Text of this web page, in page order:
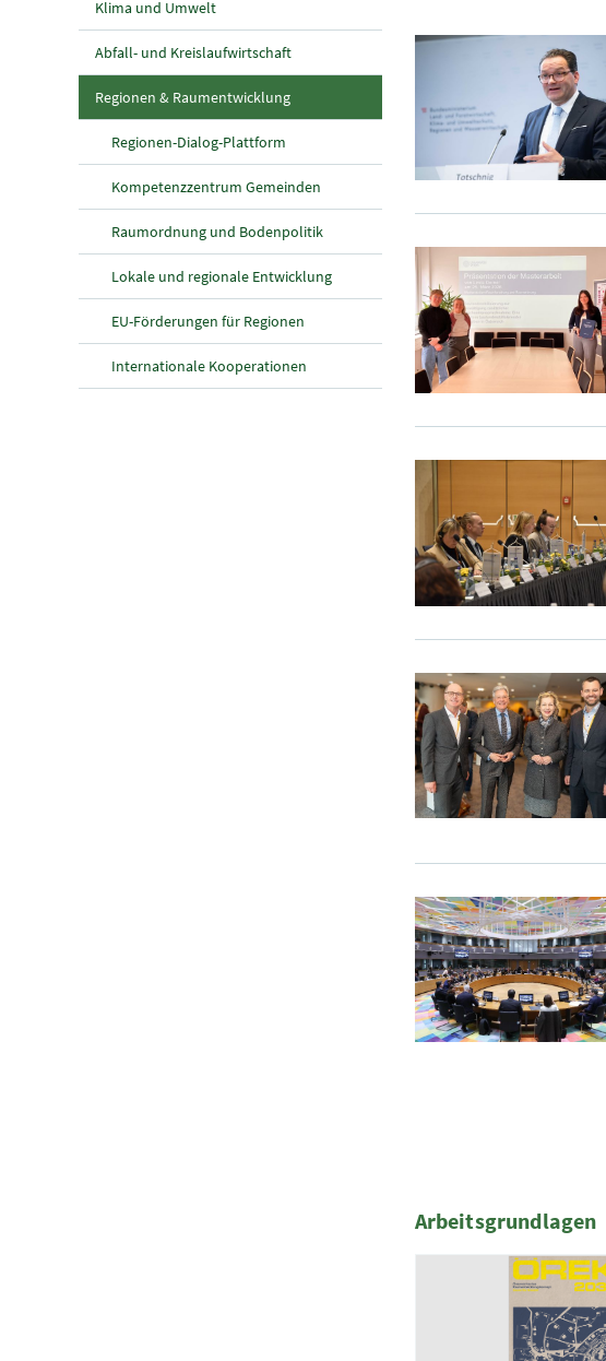
Klima und Umwelt
Abfall- und Kreislaufwirtschaft
Regionen & Raumentwicklung(aktuelle Seite)
Regionen-Dialog-Plattform
Kompetenzzentrum Gemeinden
Raumordnung und Bodenpolitik
Lokale und regionale Entwicklung
EU-Förderungen für Regionen
Internationale Kooperationen
Arbeitsgrundlagen